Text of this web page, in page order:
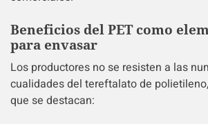
Beneficios del PET como
para envasar
Los productores no se resisten a las
cualidades del tereftalato de
que se destacan: